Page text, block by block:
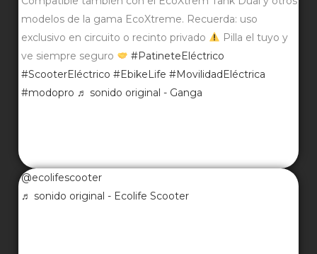
modelos de la gama EcoXtreme. Recuerda: uso
exclusivo en circuito o recinto privado
Pilla el tuyo y
ve siempre seguro
#PatineteEléctrico
#ScooterEléctrico #EbikeLife #MovilidadEléctrica
#modopro ♬ sonido original - Ganga
@ecolifescooter
♬ sonido original - Ecolife Scooter